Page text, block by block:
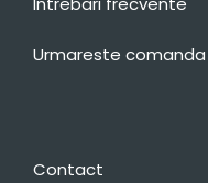
Urmareste comanda
Contact